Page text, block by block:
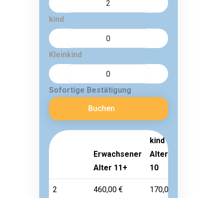
kind
Kleinkind
Sofortige Bestätigung
Buchen
Erwachsener
Alter 11+
kind
Alter 3-
10
2
460,00 € 170,00 €